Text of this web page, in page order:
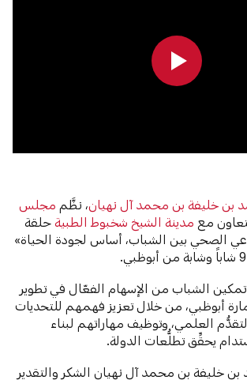
بن خليفة بن محمد آل نهيان، نظَّم مجلس
مع مدينة الشيخ شخبوط الطبية حلقة
الصحي بين الشباب، أساس لجودة الحياة»
الشباب من الإسهام الفعّال في تطوير
أبوظبي، من خلال تعزيز فهمهم للتحديات
العلمي، وتوظيف مهاراتهم لبناء
يحقِّق تطلُّعات الدولة.
خليفة بن محمد آل نهيان الشكر والتقدير